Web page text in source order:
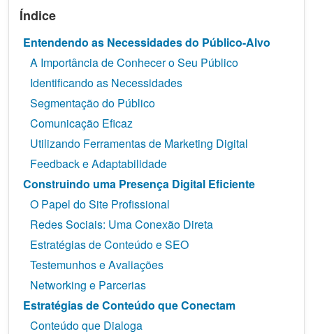
Índice
Entendendo as Necessidades do Público-Alvo
A Importância de Conhecer o Seu Público
Identificando as Necessidades
Segmentação do Público
Comunicação Eficaz
Utilizando Ferramentas de Marketing Digital
Feedback e Adaptabilidade
Construindo uma Presença Digital Eficiente
O Papel do Site Profissional
Redes Sociais: Uma Conexão Direta
Estratégias de Conteúdo e SEO
Testemunhos e Avaliações
Networking e Parcerias
Estratégias de Conteúdo que Conectam
Conteúdo que Dialoga